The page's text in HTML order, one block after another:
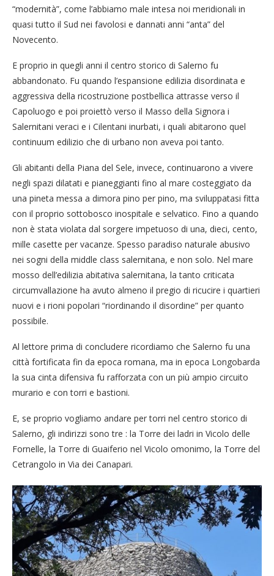
“modernità”, come l’abbiamo male intesa noi meridionali in
quasi tutto il Sud nei favolosi e dannati anni “anta” del
Novecento.
E proprio in quegli anni il centro storico di Salerno fu
abbandonato. Fu quando l’espansione edilizia disordinata e
aggressiva della ricostruzione postbellica attrasse verso il
Capoluogo e poi proiettò verso il Masso della Signora i
Salernitani veraci e i Cilentani inurbati, i quali abitarono quel
continuum edilizio che di urbano non aveva poi tanto.
Gli abitanti della Piana del Sele, invece, continuarono a vivere
negli spazi dilatati e pianeggianti fino al mare costeggiato da
una pineta messa a dimora pino per pino, ma sviluppatasi fitta
con il proprio sottobosco inospitale e selvatico. Fino a quando
non è stata violata dal sorgere impetuoso di una, dieci, cento,
mille casette per vacanze. Spesso paradiso naturale abusivo
nei sogni della middle class salernitana, e non solo. Nel mare
mosso dell’edilizia abitativa salernitana, la tanto criticata
circumvallazione ha avuto almeno il pregio di ricucire i quartieri
nuovi e i rioni popolari “riordinando il disordine” per quanto
possibile.
Al lettore prima di concludere ricordiamo che Salerno fu una
città fortificata fin da epoca romana, ma in epoca Longobarda
la sua cinta difensiva fu rafforzata con un più ampio circuito
murario e con torri e bastioni.
E, se proprio vogliamo andare per torri nel centro storico di
Salerno, gli indirizzi sono tre : la Torre dei ladri in Vicolo delle
Fornelle, la Torre di Guaiferio nel Vicolo omonimo, la Torre del
Cetrangolo in Via dei Canapari.